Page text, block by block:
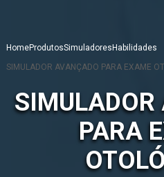
HomeProdutosSimuladores Habilidades
SIMULADOR AVANÇADO PARA EXAME
SIMULADOR
PARA